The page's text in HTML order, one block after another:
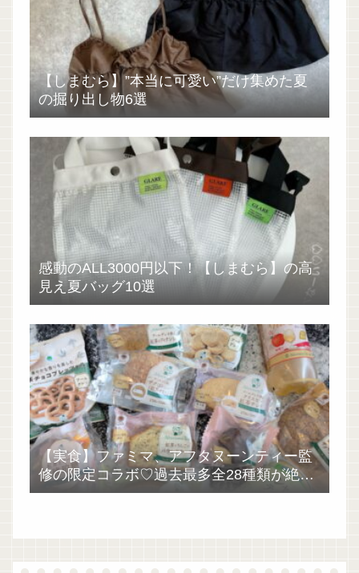
【しまむら】”本当に可愛い”だけ集めた夏
の掘り出し物6選
感動のALL3000円以下！【しまむら】の高
見え夏バッグ10選
【実食】ファミマ、アフタヌーンティー監
修の限定コラボ♡過去最多全28種類が絶品
過ぎた！